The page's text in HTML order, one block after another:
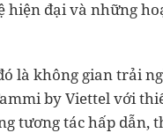
hiện đại và những
là không gian trải
by Viettel với
tương tác hấp dẫn,